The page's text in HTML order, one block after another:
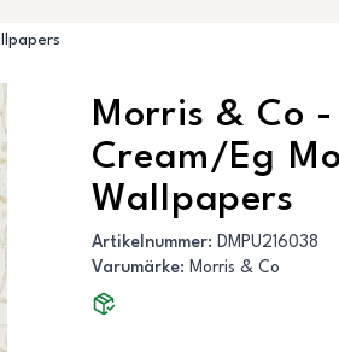
Morris & Co
Cream/Eg
Wallpapers
Artikelnummer: DMPU216038
Varumärke: Morris & Co